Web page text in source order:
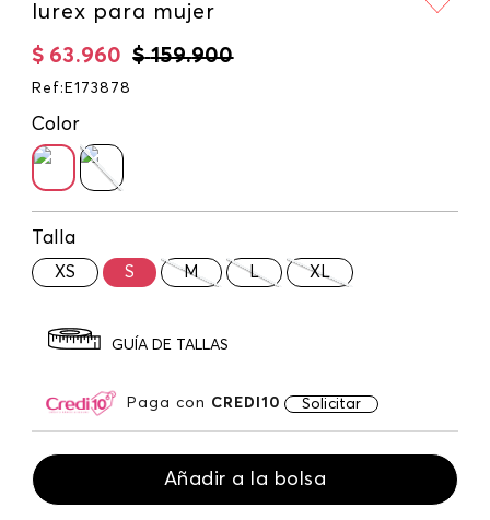
lurex para mujer
$ 159.900
$ 63.960
Ref : E173878
Color
Talla
XS S M L XL
GUÍA DE TALLAS
Paga con CREDI10 Solicitar
Añadir a la bolsa